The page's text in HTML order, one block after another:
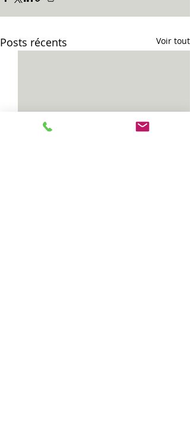
Posts récents Voir tout